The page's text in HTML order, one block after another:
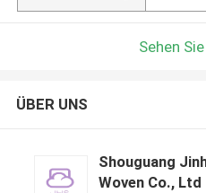
Sehen
ÜBER UNS
Shouguang
Woven Co., Ltd